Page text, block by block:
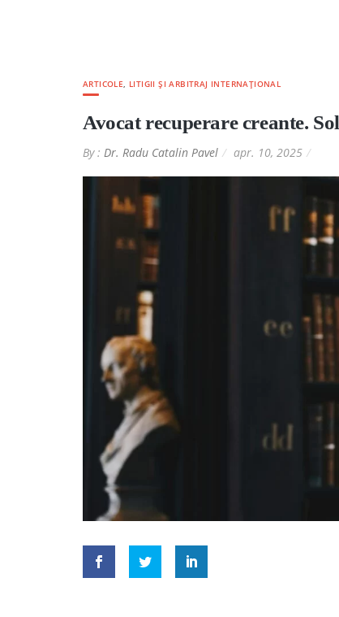
ARTICOLE, LITIGII ȘI ARBITRAJ INTERNAȚIONAL
Avocat recuperare creante.
By : Dr. Radu Catalin Pavel apr. 10, 2025